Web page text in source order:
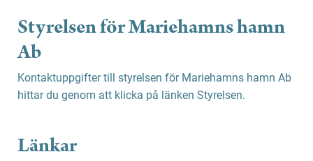
Styrelsen för Mariehamns hamn
Ab
Kontaktuppgifter till styrelsen för Mariehamns hamn Ab
hittar du genom att klicka på länken Styrelsen.
Länkar